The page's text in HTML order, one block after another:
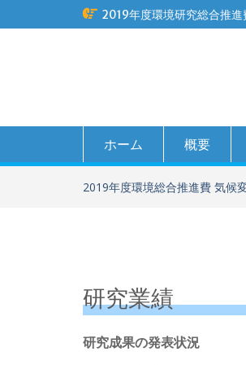
to
2019年度環境研究総合推
ホーム 概要
2019年度環境総合推進費 気候
研究業績
研究成果の発表状況